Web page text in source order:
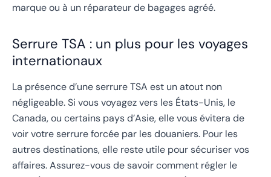
marque ou à un réparateur de bagages agréé.
Serrure TSA : un plus pour les voyages
internationaux
La présence d’une serrure TSA est un atout non
négligeable. Si vous voyagez vers les États-Unis, le
Canada, ou certains pays d’Asie, elle vous évitera de
voir votre serrure forcée par les douaniers. Pour les
autres destinations, elle reste utile pour sécuriser vos
affaires. Assurez-vous de savoir comment régler le